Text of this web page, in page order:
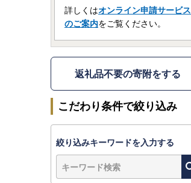
詳しくはオンライン申請サービス
のご案内をご覧ください。
返礼品不要の寄附をする
こだわり条件で絞り込み
絞り込みキーワードを入力する